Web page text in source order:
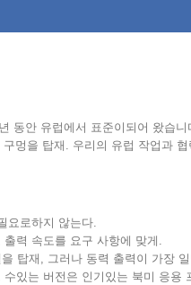
동안 유럽에서 표준이되어 왔습
멍을 탑재. 우리의 유럽 작업과
요로하지 않는다.
력 속도를 요구 사항에 맞게.
탑재, 그러나 동력 출력이 가장
있는 버전은 인기있는 북미 응용